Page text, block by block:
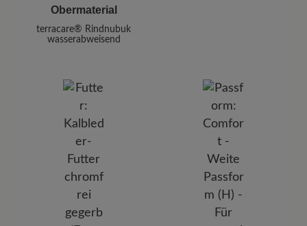
Obermaterial
terracare® Rindnubuk
wasserabweisend